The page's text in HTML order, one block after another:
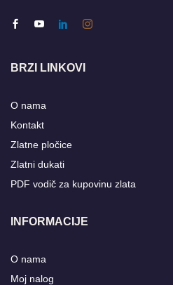
BRZI LINKOVI
O nama
Kontakt
Zlatne pločice
Zlatni dukati
PDF vodič za kupovinu zlata
INFORMACIJE
O nama
Moj nalog